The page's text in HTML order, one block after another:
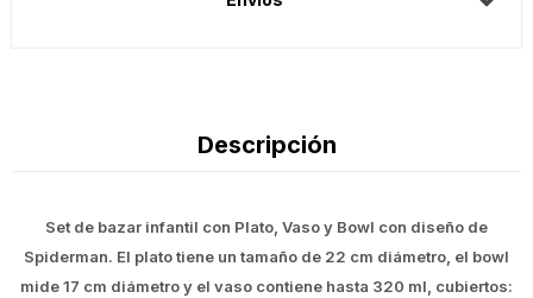
Descripción
Set de bazar infantil con Plato, Vaso y Bowl con diseño de
Spiderman. El plato tiene un tamaño de 22 cm diámetro, el bowl
mide 17 cm diámetro y el vaso contiene hasta 320 ml, cubiertos: